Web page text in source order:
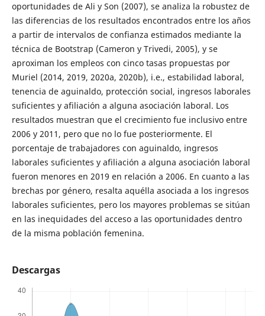
oportunidades de Ali y Son (2007), se analiza la robustez de
las diferencias de los resultados encontrados entre los años
a partir de intervalos de confianza estimados mediante la
técnica de Bootstrap (Cameron y Trivedi, 2005), y se
aproximan los empleos con cinco tasas propuestas por
Muriel (2014, 2019, 2020a, 2020b), i.e., estabilidad laboral,
tenencia de aguinaldo, protección social, ingresos laborales
suficientes y afiliación a alguna asociación laboral. Los
resultados muestran que el crecimiento fue inclusivo entre
2006 y 2011, pero que no lo fue posteriormente. El
porcentaje de trabajadores con aguinaldo, ingresos
laborales suficientes y afiliación a alguna asociación laboral
fueron menores en 2019 en relación a 2006. En cuanto a las
brechas por género, resalta aquélla asociada a los ingresos
laborales suficientes, pero los mayores problemas se sitúan
en las inequidades del acceso a las oportunidades dentro
de la misma población femenina.
Descargas